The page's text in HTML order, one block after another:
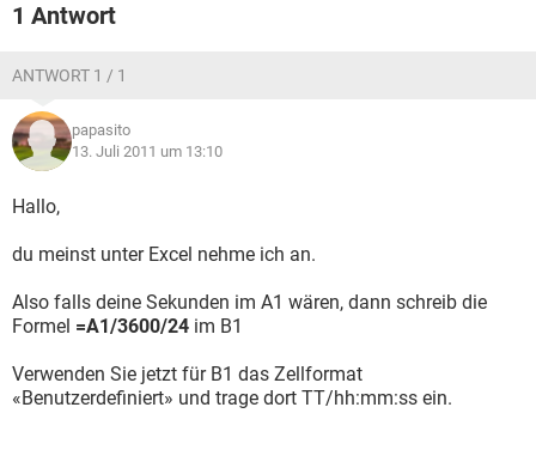
1 Antwort
ANTWORT 1 / 1
papasito
13. Juli 2011 um 13:10
Hallo,
du meinst unter Excel nehme ich an.
Also falls deine Sekunden im A1 wären, dann schreib die
Formel =A1/3600/24 im B1
Verwenden Sie jetzt für B1 das Zellformat
«Benutzerdefiniert» und trage dort TT/hh:mm:ss ein.